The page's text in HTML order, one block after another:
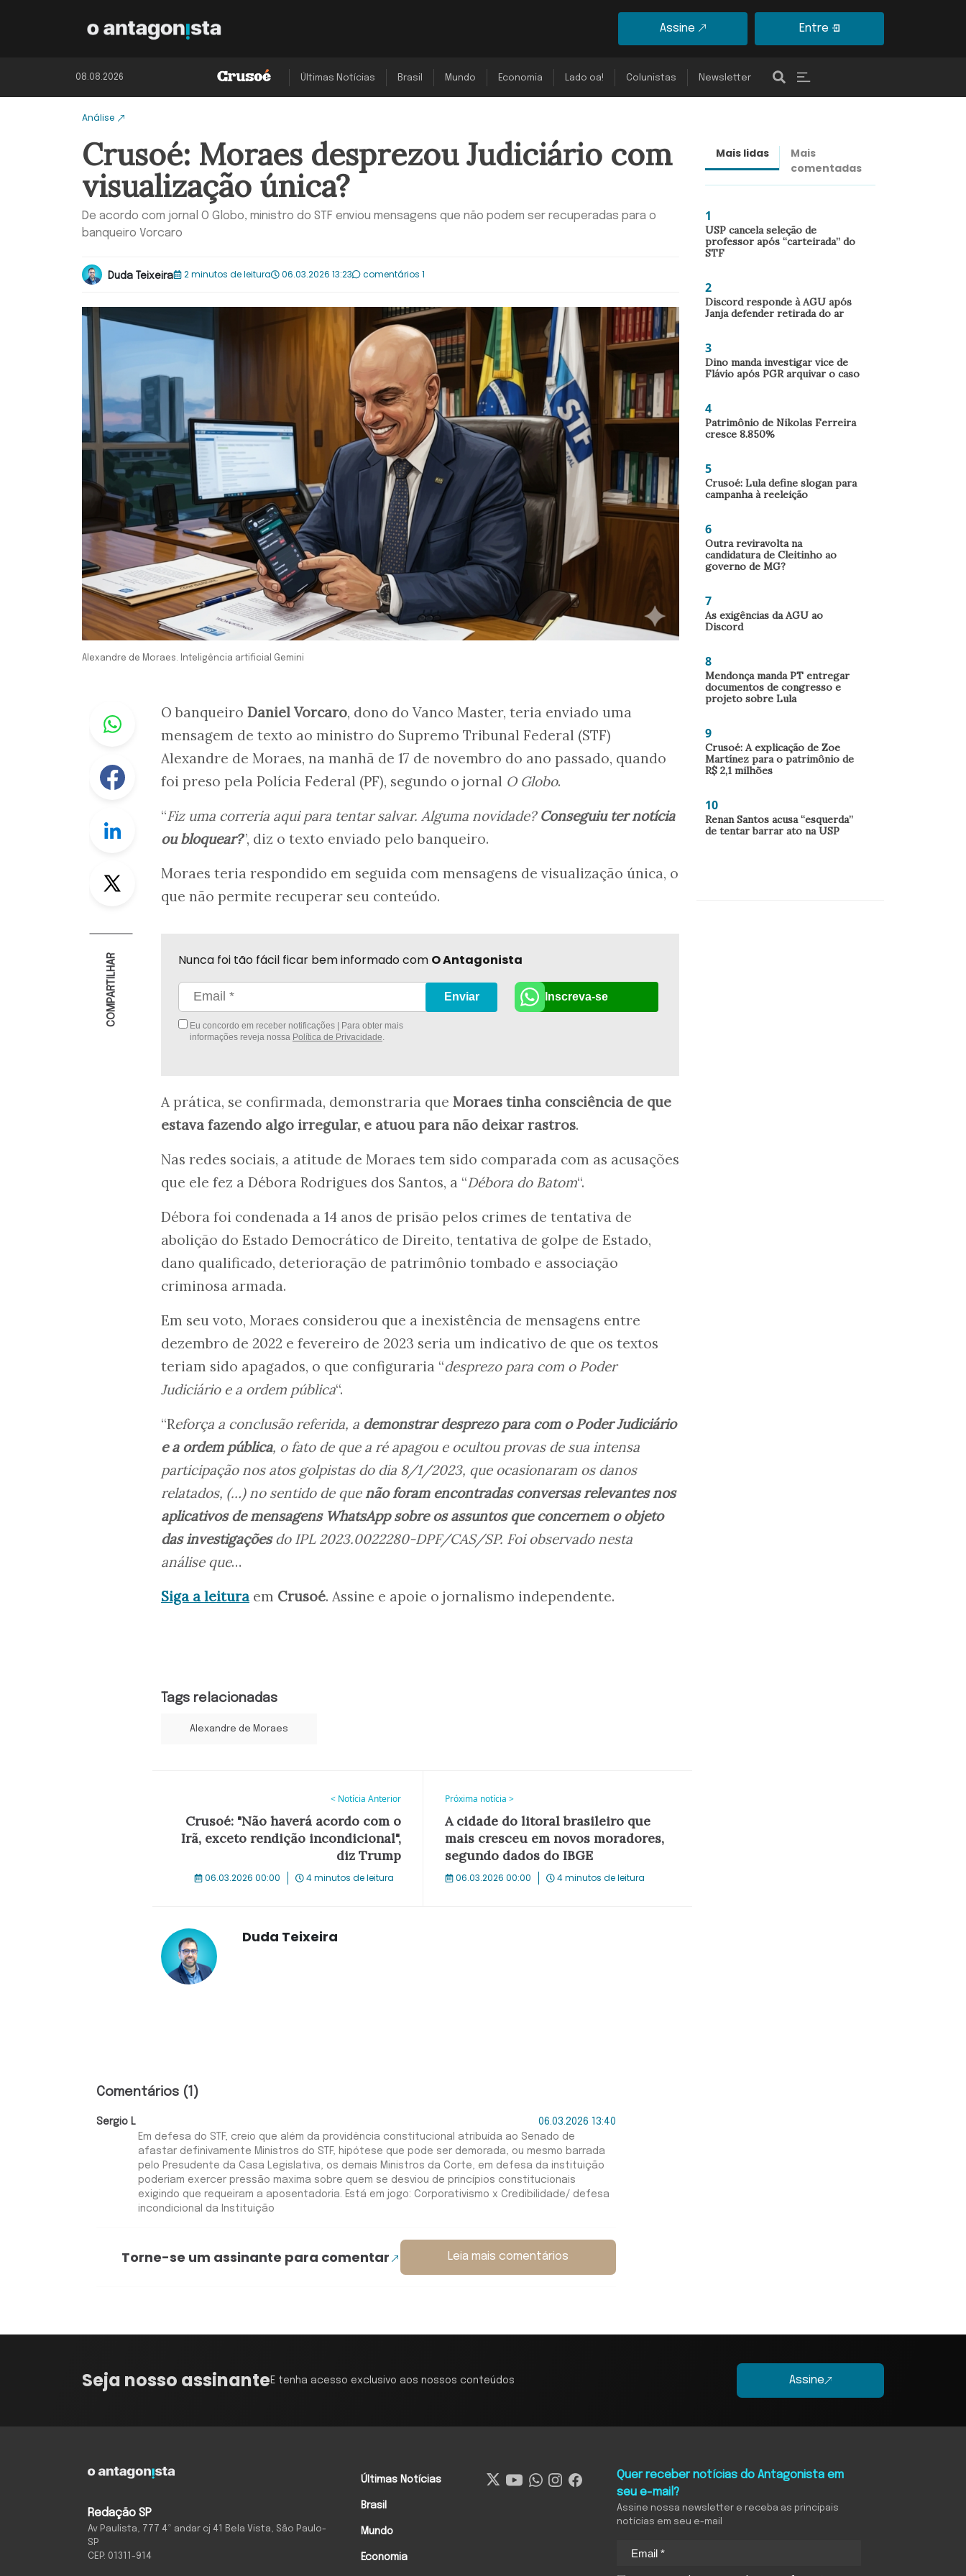
Assine Entre
08.08.2026 Últimas Notícias Brasil Mundo Economia Lado oa! Colunistas Newsletter
Análise
Crusoé: Moraes desprezou Judiciário com
visualização única?
De acordo com jornal O Globo, ministro do STF enviou mensagens que não podem ser recuperadas para o
banqueiro Vorcaro
Duda Teixeira 2 minutos de leitura 06.03.2026 13:23 comentários 1
Alexandre de Moraes. Inteligência artificial Gemini
Whastapp
Facebook
Linkedin
Twitter
COMPARTILHAR
O banqueiro Daniel Vorcaro, dono do Vanco Master, teria enviado uma
mensagem de texto ao ministro do Supremo Tribunal Federal (STF)
Alexandre de Moraes, na manhã de 17 de novembro do ano passado, quando
foi preso pela Polícia Federal (PF), segundo o jornal O Globo.
“Fiz uma correria aqui para tentar salvar. Alguma novidade? Conseguiu ter notícia
ou bloquear?”, diz o texto enviado pelo banqueiro.
Moraes teria respondido em seguida com mensagens de visualização única, o
que não permite recuperar seu conteúdo.
Nunca foi tão fácil ficar bem informado com O Antagonista
Eu concordo em receber notificações | Para obter mais
informações reveja nossa Política de Privacidade
Enviar Inscreva-se
A prática, se confirmada, demonstraria que Moraes tinha consciência de que
estava fazendo algo irregular, e atuou para não deixar rastros.
Nas redes sociais, a atitude de Moraes tem sido comparada com as acusações
que ele fez a Débora Rodrigues dos Santos, a “Débora do Batom“.
Débora foi condenada a 14 anos de prisão pelos crimes de tentativa de
abolição do Estado Democrático de Direito, tentativa de golpe de Estado,
dano qualificado, deterioração de patrimônio tombado e associação
criminosa armada.
Em seu voto, Moraes considerou que a inexistência de mensagens entre
dezembro de 2022 e fevereiro de 2023 seria um indicativo de que os textos
teriam sido apagados, o que configuraria “desprezo para com o Poder
Judiciário e a ordem pública“.
“Reforça a conclusão referida, a demonstrar desprezo para com o Poder Judiciário
e a ordem pública, o fato de que a ré apagou e ocultou provas de sua intensa
participação nos atos golpistas do dia 8/1/2023, que ocasionaram os danos
relatados, (…) no sentido de quenão foram encontradas conversas relevantes nos
aplicativos de mensagens WhatsApp sobre os assuntos que concernem o objeto
das investigaçõesdo IPL 2023.0022280-DPF/CAS/SP. Foi observado nesta
análise que…
Siga a leitura em Crusoé. Assine e apoie o jornalismo independente.
Mais lidas
Mais
comentadas
1
USP cancela seleção de
professor após “carteirada” do
STF
2
Discord responde à AGU após
Janja defender retirada do ar
3
Dino manda investigar vice de
Flávio após PGR arquivar o caso
4
Patrimônio de Nikolas Ferreira
cresce 8.850%
5
Crusoé: Lula define slogan para
campanha à reeleição
6
Outra reviravolta na
candidatura de Cleitinho ao
governo de MG?
7
As exigências da AGU ao
Discord
8
Mendonça manda PT entregar
documentos de congresso e
projeto sobre Lula
9
Crusoé: A explicação de Zoe
Martínez para o patrimônio de
R$ 2,1 milhões
10
Renan Santos acusa “esquerda”
de tentar barrar ato na USP
Tags relacionadas
Alexandre de Moraes
< Notícia Anterior
Crusoé: "Não haverá acordo com o
Irã, exceto rendição incondicional",
diz Trump
06.03.2026 00:00 4 minutos de leitura
Próxima notícia >
A cidade do litoral brasileiro que
mais cresceu em novos moradores,
segundo dados do IBGE
06.03.2026 00:00 4 minutos de leitura
Duda Teixeira
Comentários (1)
Sergio L
06.03.2026 13:40
Em defesa do STF, creio que além da providência constitucional atribuída ao Senado de
afastar definivamente Ministros do STF, hipótese que pode ser demorada, ou mesmo barrada
pelo Presudente da Casa Legislativa, os demais Ministros da Corte, em defesa da instituição
poderiam exercer pressão maxima sobre quem se desviou de princípios constitucionais
exigindo que requeiram a aposentadoria. Está em jogo: Corporativismo x Credibilidade/ defesa
incondicional da Instituição
Torne-se um assinante para comentar Leia mais comentários
Seja nosso assinanteE tenha acesso exclusivo aos nossos conteúdos Assine
Redação SP
Av Paulista, 777 4º andar cj 41 Bela Vista, São Paulo-
SP
CEP: 01311-914
Últimas Notícias
Brasil
Mundo
Economia
Quer receber notícias do Antagonista em
seu e-mail?
Assine nossa newsletter e receba as principais
notícias em seu e-mail